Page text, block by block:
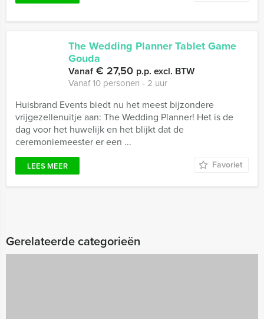
The Wedding Planner Tablet Game
Gouda
Vanaf€ 27,50 p.p. excl. BTW
Vanaf 10 personen ‐ 2 uur
Huisbrand Events biedt nu het meest bijzondere
vrijgezellenuitje aan: The Wedding Planner! Het is de
dag voor het huwelijk en het blijkt dat de
ceremoniemeester er een ...
LEES MEER Favoriet
Gerelateerde categorieën